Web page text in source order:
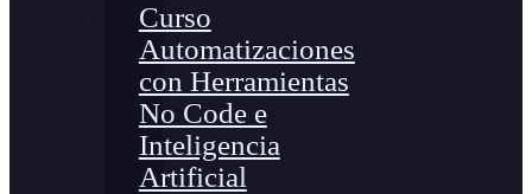
Curso
Automatizaciones
con Herramientas
No Code e
Inteligencia
Artificial